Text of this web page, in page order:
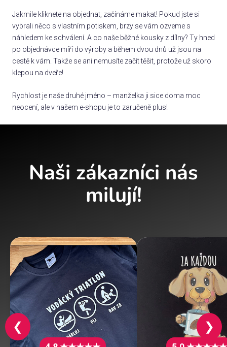
Jakmile kliknete na objednat, začínáme makat! Pokud jste si
vybrali něco s vlastním potiskem, brzy se vám ozveme s
náhledem ke schválení. A co naše běžné kousky z dílny? Ty hned
po objednávce míří do výroby a během dvou dnů už jsou na
cestě k vám. Takže se ani nemusíte začít těšit, protože už skoro
klepou na dveře!
Rychlost je naše druhé jméno – manželka ji sice doma moc
neocení, ale v našem e-shopu je to zaručeně plus!
Naši zákazníci nás
milují!
❮ ❯